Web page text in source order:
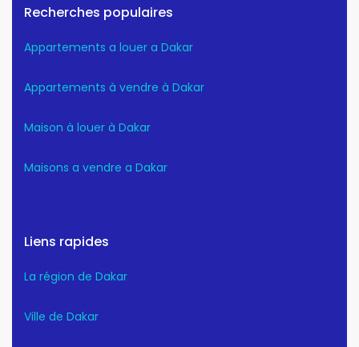
Recherches populaires
Appartements a louer a Dakar
Appartements à vendre à Dakar
Maison à louer à Dakar
Maisons a vendre a Dakar
Liens rapides
La région de Dakar
Ville de Dakar